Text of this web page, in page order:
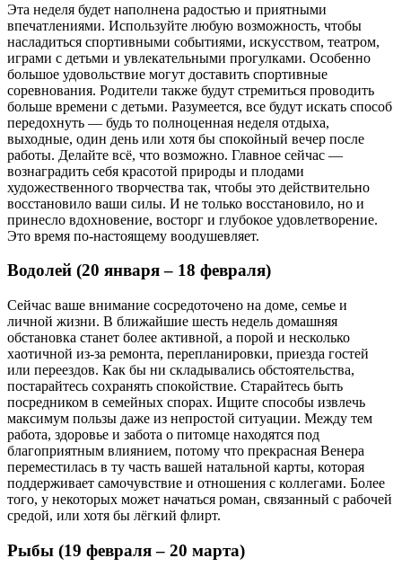
Эта неделя будет наполнена радостью и приятными
впечатлениями. Используйте любую возможность, чтобы
насладиться спортивными событиями, искусством, театром,
играми с детьми и увлекательными прогулками. Особенно
большое удовольствие могут доставить спортивные
соревнования. Родители также будут стремиться проводить
больше времени с детьми. Разумеется, все будут искать способ
передохнуть — будь то полноценная неделя отдыха,
выходные, один день или хотя бы спокойный вечер после
работы. Делайте всё, что возможно. Главное сейчас —
вознаградить себя красотой природы и плодами
художественного творчества так, чтобы это действительно
восстановило ваши силы. И не только восстановило, но и
принесло вдохновение, восторг и глубокое удовлетворение.
Это время по-настоящему воодушевляет.
Водолей (20 января – 18 февраля)
Сейчас ваше внимание сосредоточено на доме, семье и
личной жизни. В ближайшие шесть недель домашняя
обстановка станет более активной, а порой и несколько
хаотичной из-за ремонта, перепланировки, приезда гостей
или переездов. Как бы ни складывались обстоятельства,
постарайтесь сохранять спокойствие. Старайтесь быть
посредником в семейных спорах. Ищите способы извлечь
максимум пользы даже из непростой ситуации. Между тем
работа, здоровье и забота о питомце находятся под
благоприятным влиянием, потому что прекрасная Венера
переместилась в ту часть вашей натальной карты, которая
поддерживает самочувствие и отношения с коллегами. Более
того, у некоторых может начаться роман, связанный с рабочей
средой, или хотя бы лёгкий флирт.
Рыбы (19 февраля – 20 марта)